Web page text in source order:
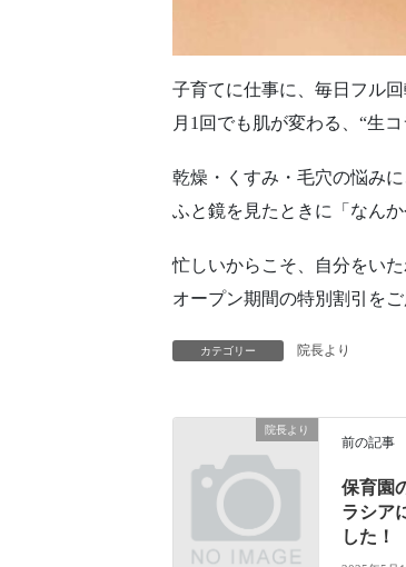
子育てに仕事に、毎日フル回
月1回でも肌が変わる、“生
乾燥・くすみ・毛穴の悩み
ふと鏡を見たときに「なん
忙しいからこそ、自分をいた
オープン期間の特別割引を
カテゴリー 院長より
院長より
前の記事
保育園
ラシア
した！